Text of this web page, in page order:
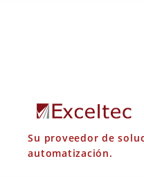
Su proveedor de
automatización.